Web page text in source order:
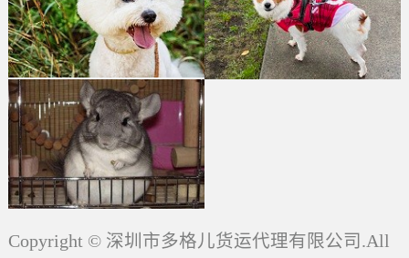
Copyright © 深圳市多格儿货运代理有限公司.All